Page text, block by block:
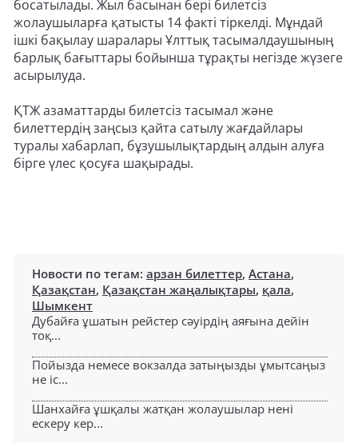
босатылады. Жыл басынан бері билетсіз
жолаушыларға қатысты 14 факті тіркелді. Мұндай
ішкі бақылау шаралары Ұлттық тасымалдаушының
барлық бағыттары бойынша тұрақты негізде жүзеге
асырылуда.
ҚТЖ азаматтарды билетсіз тасымал және
билеттердің заңсыз қайта сатылу жағдайлары
туралы хабарлап, бұзушылықтардың алдын алуға
бірге үлес қосуға шақырады.
Новости по тегам: арзан билеттер, Астана,
Қазақстан, Қазақстан жаңалықтары, қала,
Шымкент
Дубайға ұшатын рейстер сәуірдің аяғына дейін
тоқ...
Пойызда немесе вокзалда затыңызды ұмытсаңыз
не іс...
Шанхайға ұшқалы жатқан жолаушылар нені
ескеру кер...